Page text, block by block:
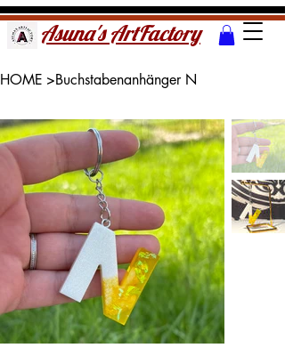
Asuna's ArtFactory
HOME >Buchstabenanhänger N